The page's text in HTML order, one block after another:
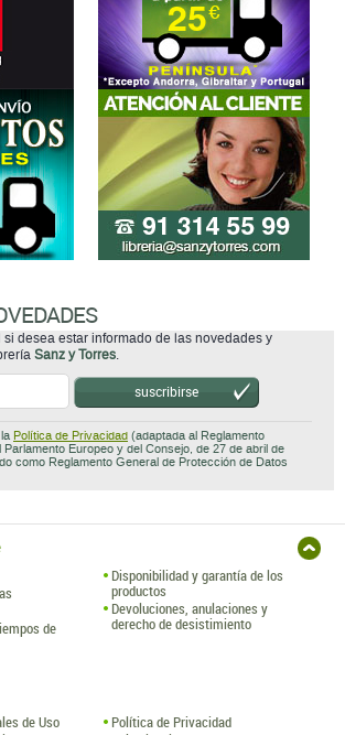
si desea estar informado de las novedades y
Sanz y Torres.
suscribirse
Política de Privacidad (adaptada al Reglamento
Europeo y del Consejo, de 27 de abril de
como Reglamento General de Protección de Datos
de
Disponibilidad y garantía de los
productos
Devoluciones, anulaciones y
derecho de desistimiento
de Uso
Política de Privacidad